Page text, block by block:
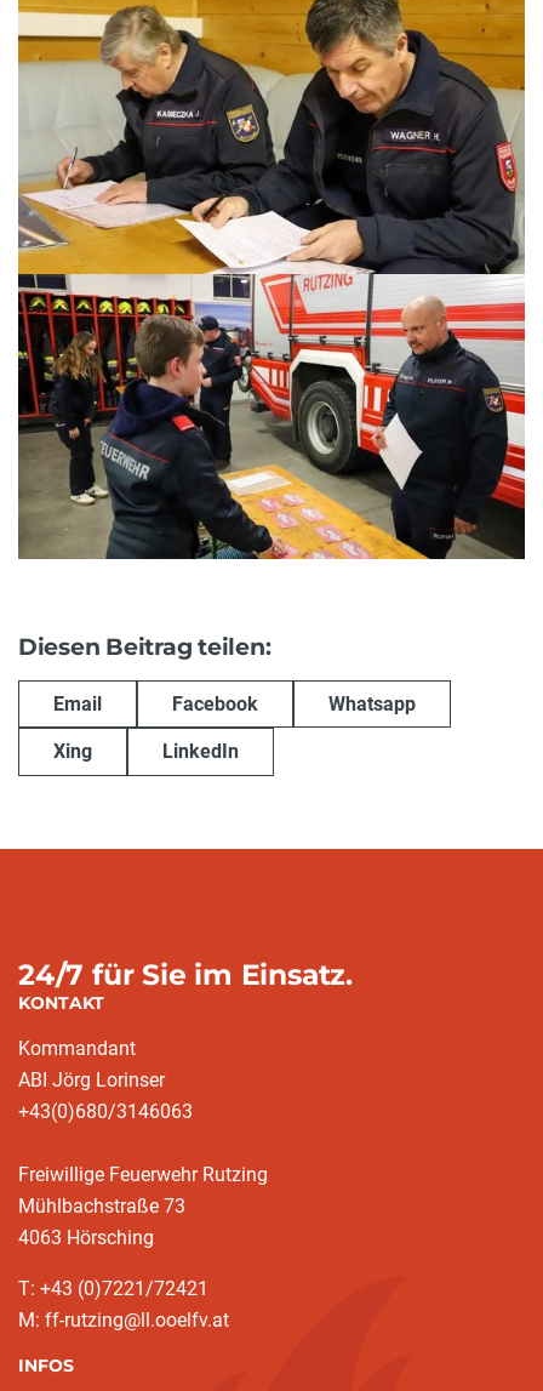
Diesen Beitrag teilen:
Email Facebook Whatsapp
Xing LinkedIn
24/7 für Sie im Einsatz.
KONTAKT
Kommandant
ABI Jörg Lorinser
+43(0)680/3146063
Freiwillige Feuerwehr Rutzing
Mühlbachstraße 73
4063 Hörsching
T: +43 (0)7221/72421
M: ff-rutzing@ll.ooelfv.at
INFOS